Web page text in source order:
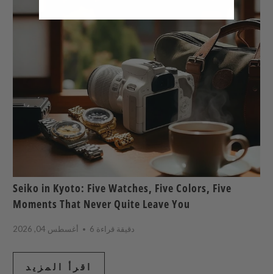
Seiko in Kyoto: Five Watches, Five Colors, Five
Moments That Never Quite Leave You
أغسطس 04, 2026 6 دقيقة قراءة
اقرأ المزيد